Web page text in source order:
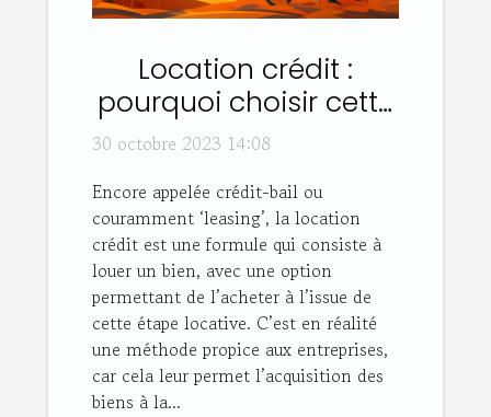
Location crédit :
pourquoi choisir cette
option ?
30 octobre 2023 14:08
Encore appelée crédit-bail ou
couramment ‘leasing’, la location
crédit est une formule qui consiste à
louer un bien, avec une option
permettant de l’acheter à l’issue de
cette étape locative. C’est en réalité
une méthode propice aux entreprises,
car cela leur permet l’acquisition des
biens à la...